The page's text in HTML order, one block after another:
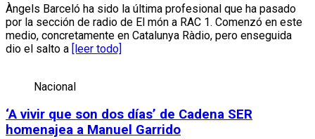
Àngels Barceló ha sido la última profesional que ha pasado
por la sección de radio de El món a RAC 1. Comenzó en este
medio, concretamente en Catalunya Ràdio, pero enseguida
dio el salto a
[leer todo]
Nacional
‘A vivir que son dos días’ de Cadena SER
homenajea a Manuel Garrido